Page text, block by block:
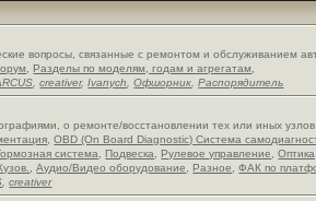
вопросы, связанные с ремонтом и обслуживанием
Разделы по моделям, годам и агрегатам
,creativer,Ivanych ,Офшорник ,Распорядитель
о ремонте/восстановлении тех или иных узлов
,OBD (On Board Diagnostic) Система
система Подвеска Рулевое управление ,
,Аудио/Видео оборудование Разное ,ФАК по
,creativer